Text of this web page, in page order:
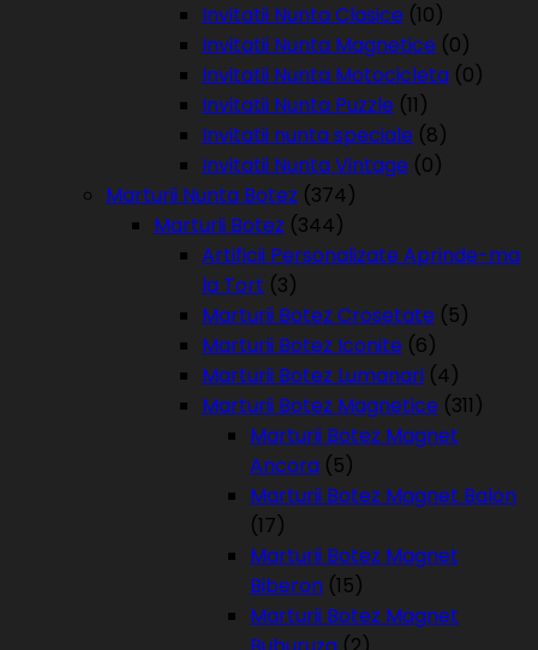
Invitatii Nunta Clasice (10)
Invitatii Nunta Magnetice (0)
Invitatii Nunta Motocicleta (0)
Invitatii Nunta Puzzle (11)
Invitatii nunta speciale (8)
Invitatii Nunta Vintage (0)
Marturii Nunta Botez (374)
Marturii Botez (344)
Artificii Personalizate Aprinde-ma
la Tort (3)
Marturii Botez Crosetate (5)
Marturii Botez Iconite (6)
Marturii Botez Lumanari (4)
Marturii Botez Magnetice (311)
Marturii Botez Magnet
Ancora (5)
Marturii Botez Magnet Balon
(17)
Marturii Botez Magnet
Biberon (15)
Marturii Botez Magnet